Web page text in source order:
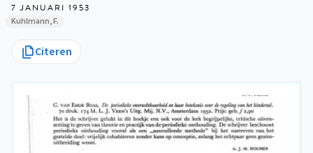
7 JANUARI 1953
Kuhlmann, F.
Citeren